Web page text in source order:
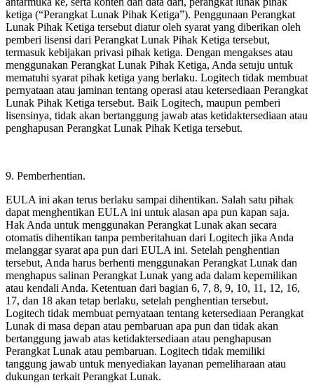
ketiga (“Perangkat Lunak Pihak Ketiga”). Penggunaan Perangkat
Lunak Pihak Ketiga tersebut diatur oleh syarat yang diberikan oleh
pemberi lisensi dari Perangkat Lunak Pihak Ketiga tersebut,
termasuk kebijakan privasi pihak ketiga. Dengan mengakses atau
menggunakan Perangkat Lunak Pihak Ketiga, Anda setuju untuk
mematuhi syarat pihak ketiga yang berlaku. Logitech tidak membuat
pernyataan atau jaminan tentang operasi atau ketersediaan Perangkat
Lunak Pihak Ketiga tersebut. Baik Logitech, maupun pemberi
lisensinya, tidak akan bertanggung jawab atas ketidaktersediaan atau
penghapusan Perangkat Lunak Pihak Ketiga tersebut.
9. Pemberhentian.
EULA ini akan terus berlaku sampai dihentikan. Salah satu pihak
dapat menghentikan EULA ini untuk alasan apa pun kapan saja.
Hak Anda untuk menggunakan Perangkat Lunak akan secara
otomatis dihentikan tanpa pemberitahuan dari Logitech jika Anda
melanggar syarat apa pun dari EULA ini. Setelah penghentian
tersebut, Anda harus berhenti menggunakan Perangkat Lunak dan
menghapus salinan Perangkat Lunak yang ada dalam kepemilikan
atau kendali Anda. Ketentuan dari bagian 6, 7, 8, 9, 10, 11, 12, 16,
17, dan 18 akan tetap berlaku, setelah penghentian tersebut.
Logitech tidak membuat pernyataan tentang ketersediaan Perangkat
Lunak di masa depan atau pembaruan apa pun dan tidak akan
bertanggung jawab atas ketidaktersediaan atau penghapusan
Perangkat Lunak atau pembaruan. Logitech tidak memiliki
tanggung jawab untuk menyediakan layanan pemeliharaan atau
dukungan terkait Perangkat Lunak.